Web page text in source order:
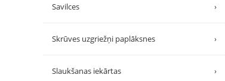
Savilces ›
Skrūves uzgriežņi paplāksnes ›
Slaukšanas iekārtas ›